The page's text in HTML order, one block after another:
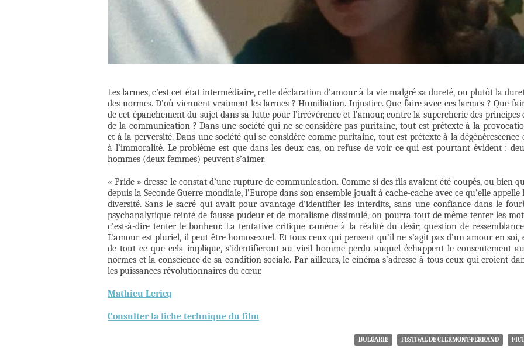
Les larmes, c’est cet état intermédiaire, cette déclaration d’amour à la vie malgré sa dureté, ou plutôt la
des normes. D’où viennent vraiment les larmes ? Humiliation. Injustice. Que faire avec ces larmes ? Que
de cet épanchement du sujet dans sa lutte pour l’irrévérence et l’amour, contre la supercherie des principes
de la communication ? Dans une société qui ne se considère pas puritaine, tout est prétexte à la
et à la perversité. Dans une société qui se considère comme puritaine, tout est prétexte à la dégénérescence
à l’immoralité. Le problème est que dans les deux cas, on refuse de voir ce qui est pourtant évident :
hommes (deux femmes) peuvent s’aimer.
« Pride » dresse le constat d’une rupture de communication. Comme si des fils avaient été coupés, ou bien
depuis la Seconde Guerre mondiale, l’Europe dans son ensemble jouait à cache-cache avec ce qu’elle appelle
diversité. Sans le sacré qui avait pour avantage d’identifier les interdits, sans une confiance dans le
psychanalytique teinté de fausse pudeur et de moralisme dissimulé, on pourra tout de même tenter les
c’est-à-dire tenter le bonheur. La tentative critique ramène à la réalité du désir; question de
L’amour est pluriel, il peut être homosexuel. Et tous ceux qui pensent qu’il ne s’agit pas d’un amour en soi,
de tout ce que cela implique, s’identifieront au vieil homme perdu auquel échappent le consentement
normes et la conscience de sa condition sociale. Par ailleurs, le cinéma s’adresse à tous ceux qui croient
les puissances révolutionnaires du cœur.
Mathieu Lericq
Consulter la fiche technique du film
BULGARIE FESTIVAL DE CLERMONT-FERRAND